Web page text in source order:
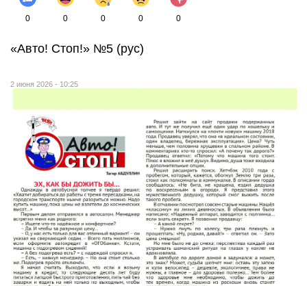
0 0 0 0 0
«Авто! Стоп!» №5 (рус)
2 июня 2026 - 10:25